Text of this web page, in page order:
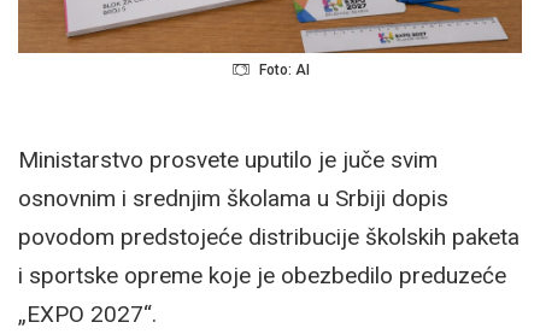
Foto: AI
Ministarstvo prosvete uputilo je juče svim
osnovnim i srednjim školama u Srbiji dopis
povodom predstojeće distribucije školskih paketa
i sportske opreme koje je obezbedilo preduzeće
„EXPO 2027“.